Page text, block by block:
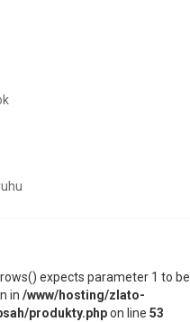
expects parameter 1 to be
in /www/hosting/zlato-
produkty.phpon line 53